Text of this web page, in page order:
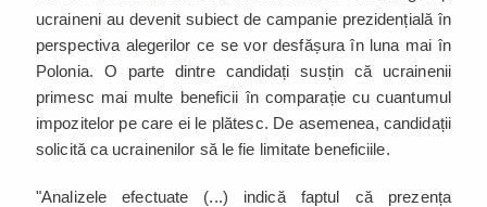
ucraineni au devenit subiect de campanie prezidențială în
perspectiva alegerilor ce se vor desfășura în luna mai în
Polonia. O parte dintre candidați susțin că ucrainenii
primesc mai multe beneficii în comparație cu cuantumul
impozitelor pe care ei le plătesc. De asemenea, candidații
solicită ca ucrainenilor să le fie limitate beneficiile.
"Analizele efectuate (...) indică faptul că prezența